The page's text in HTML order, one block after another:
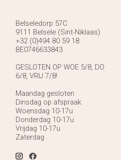
Belseledorp 57C
9111 Belsele (Sint-Niklaas)
+32 (0)494 80 59 18
BE0746633843
GESLOTEN OP WOE 5/8, DO
6/8, VRIJ 7/8!
Maandag gesloten
Dinsdag op afspraak
Woensdag 10-17u
Donderdag 10-17u
Vrijdag 10-17u
Zaterdag